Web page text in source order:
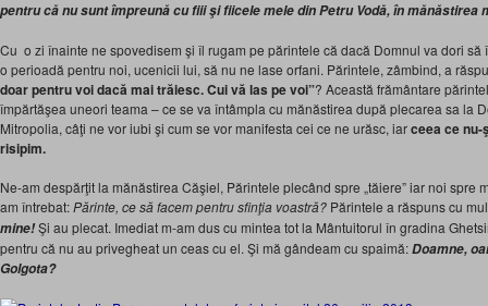
pentru că nu sunt împreună cu fiii şi fiicele mele din Petru Vodă, în mănăstirea
Cu o zi înainte ne spovedisem şi îl rugam pe părintele că dacă Domnul va dori să
o perioadă pentru noi, ucenicii lui, să nu ne lase orfani. Părintele, zâmbind, a
doar pentruvoi dacă mai trăiesc. Cui vă las pe voi”? Această frământare
împărtăşea uneori teama – ce se va întâmpla cu mănăstirea după plecarea sa la
Mitropolia, câţi ne vor iubi şi cum se vor manifesta cei ce ne urăsc, iarceea cenu-
risipim.
Ne-am despărţit la mănăstirea Căşiel, Părintele plecând spre „tăiere” iar noi spre
am întrebat:Părinte, ce să facem pentru sfinţia voastră? Părintele a răspuns cu
mine!Şi au plecat. Imediat m-am dus cu mintea tot la Mântuitorul în gradina
pentru că nu au privegheat un ceas cu el. Şi mă gândeam cu spaimă:Doamne,
Golgota?